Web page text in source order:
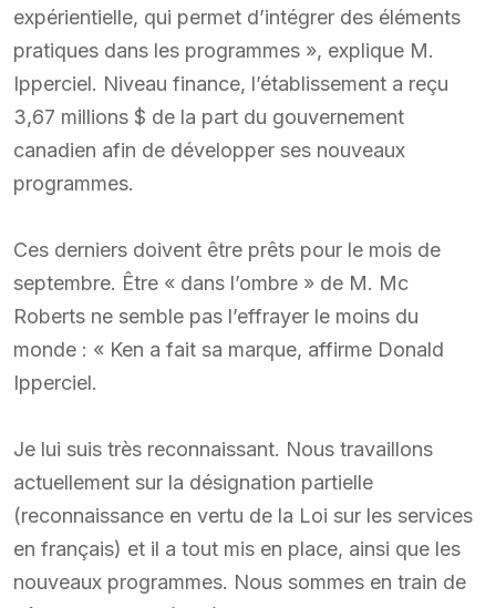
expérientielle, qui permet d’intégrer des éléments
pratiques dans les programmes », explique M.
Ipperciel. Niveau finance, l’établissement a reçu
3,67 millions $ de la part du gouvernement
canadien afin de développer ses nouveaux
programmes.
Ces derniers doivent être prêts pour le mois de
septembre. Être « dans l’ombre » de M. Mc
Roberts ne semble pas l’effrayer le moins du
monde : « Ken a fait sa marque, affirme Donald
Ipperciel.
Je lui suis très reconnaissant. Nous travaillons
actuellement sur la désignation partielle
(reconnaissance en vertu de la Loi sur les services
en français) et il a tout mis en place, ainsi que les
nouveaux programmes. Nous sommes en train de